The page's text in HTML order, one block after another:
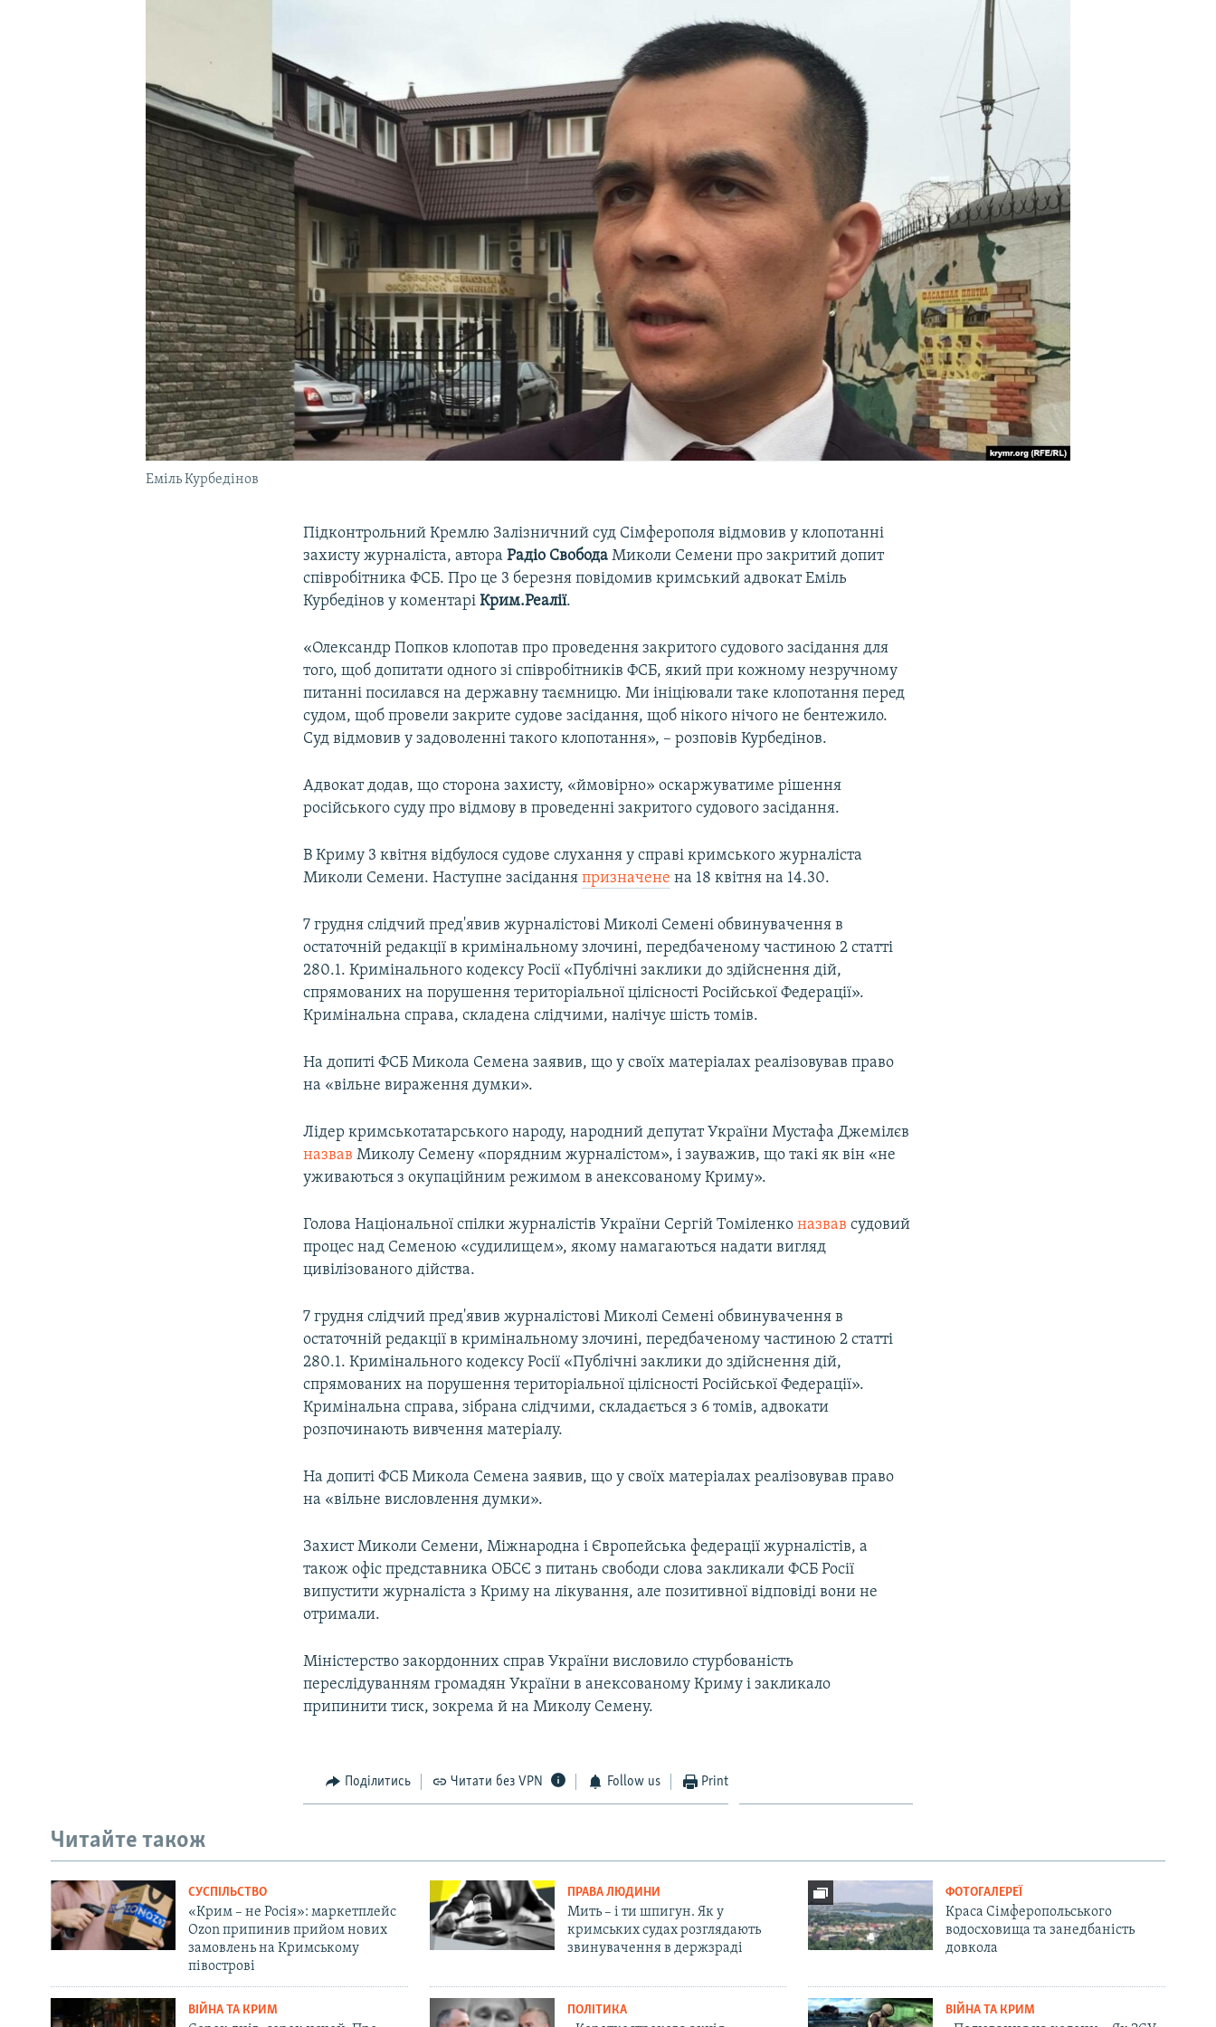
Еміль Курбедінов
Підконтрольний Кремлю Залізничний суд Сімферополя відмовив у клопотанні
захисту журналіста, автораРадіо Свобода Миколи Семени про закритий допит
співробітника ФСБ. Про це 3 березня повідомив кримський адвокат Еміль
Курбедінов у коментаріКрим.Реалії.
«Олександр Попков клопотав про проведення закритого судового засідання для
того, щоб допитати одного зі співробітників ФСБ, який при кожному незручному
питанні посилався на державну таємницю. Ми ініціювали таке клопотання перед
судом, щоб провели закрите судове засідання, щоб нікого нічого не бентежило.
Суд відмовив у задоволенні такого клопотання», – розповів Курбедінов.
Адвокат додав, що сторона захисту, «ймовірно» оскаржуватиме рішення
російського суду про відмову в проведенні закритого судового засідання.
В Криму 3 квітня відбулося судове слухання у справі кримського журналіста
Миколи Семени. Наступне засіданняпризначене на 18 квітня на 14.30.
7 грудня слідчий пред'явив журналістові Миколі Семені обвинувачення в
остаточній редакції в кримінальному злочині, передбаченому частиною 2 статті
280.1. Кримінального кодексу Росії «Публічні заклики до здійснення дій,
спрямованих на порушення територіальної цілісності Російської Федерації».
Кримінальна справа, складена слідчими, налічує шість томів.
На допиті ФСБ Микола Семена заявив, що у своїх матеріалах реалізовував право
на «вільне вираження думки».
Лідер кримськотатарського народу, народний депутат України Мустафа Джемілєв
назвав Миколу Семену «порядним журналістом», і зауважив, що такі як він «не
уживаються з окупаційним режимом в анексованому Криму».
Голова Національної спілки журналістів України Сергій Томіленконазвав судовий
процес над Семеною «судилищем», якому намагаються надати вигляд
цивілізованого дійства.
7 грудня слідчий пред'явив журналістові Миколі Семені обвинувачення в
остаточній редакції в кримінальному злочині, передбаченому частиною 2 статті
280.1. Кримінального кодексу Росії «Публічні заклики до здійснення дій,
спрямованих на порушення територіальної цілісності Російської Федерації».
Кримінальна справа, зібрана слідчими, складається з 6 томів, адвокати
розпочинають вивчення матеріалу.
На допиті ФСБ Микола Семена заявив, що у своїх матеріалах реалізовував право
на «вільне висловлення думки».
Захист Миколи Семени, Міжнародна і Європейська федерації журналістів, а
також офіс представника ОБСЄ з питань свободи слова закликали ФСБ Росії
випустити журналіста з Криму на лікування, але позитивної відповіді вони не
отримали.
Міністерство закордонних справ України висловило стурбованість
переслідуванням громадян України в анексованому Криму і закликало
припинити тиск, зокрема й на Миколу Семену.
Поділитись Читати без VPN Follow us Print
Читайте також
СУСПІЛЬСТВО
«Крим – не Росія»: маркетплейс
Ozon припинив прийом нових
замовлень на Кримському
півострові
ПРАВА ЛЮДИНИ
Мить – і ти шпигун. Як у
кримських судах розглядають
звинувачення в держзраді
ФОТОГАЛЕРЕЇ
Краса Сімферопольського
водосховища та занедбаність
довкола
ВІЙНА ТА КРИМ ПОЛІТИКА ВІЙНА ТА КРИМ